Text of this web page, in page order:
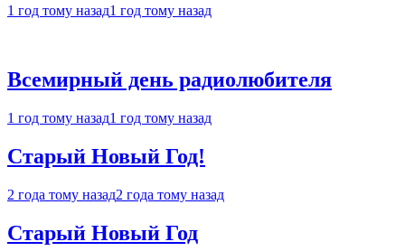
1 год тому назад1 год тому назад
Всемирный день радиолюбителя
1 год тому назад1 год тому назад
Старый Новый Год!
2 года тому назад2 года тому назад
Старый Новый Год